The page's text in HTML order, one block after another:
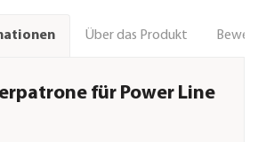
Über das Produkt
für Power Line